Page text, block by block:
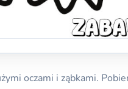
oczami i ząbkami.